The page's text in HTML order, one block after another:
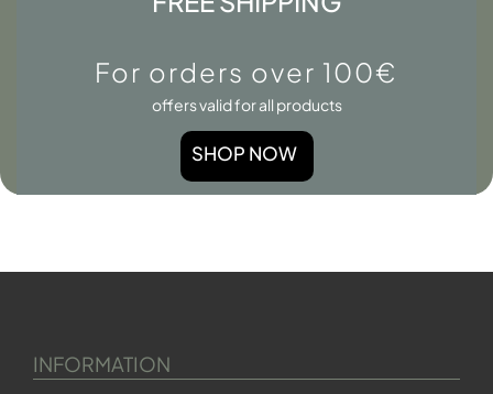
For orders over 100€
offers valid for all products
SHOP NOW
INFORMATION